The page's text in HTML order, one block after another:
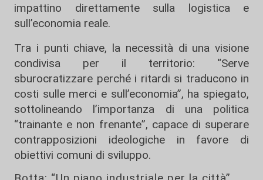
impattino direttamente sulla logistica e
sull’economia reale.
Tra i punti chiave, la necessità di una visione
condivisa per il territorio: “Serve
sburocratizzare perché i ritardi si traducono in
costi sulle merci e sull’economia”, ha spiegato,
sottolineando l’importanza di una politica
“trainante e non frenante”, capace di superare
contrapposizioni ideologiche in favore di
obiettivi comuni di sviluppo.